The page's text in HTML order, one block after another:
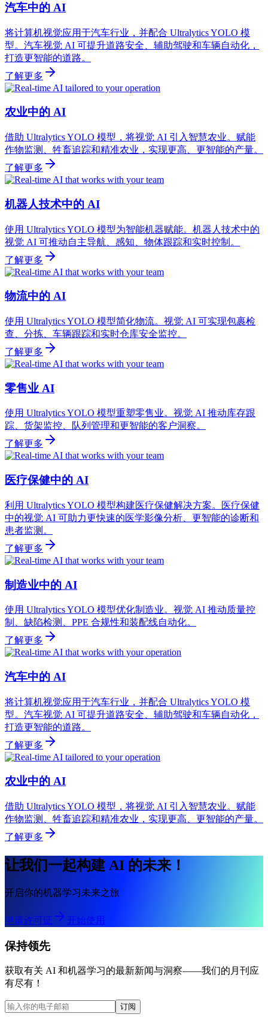
汽车中的 AI
将计算机视觉应用于汽车行业，并配合 Ultralytics YOLO 模
型。汽车视觉 AI 可提升道路安全、辅助驾驶和车辆自动化，
打造更智能的道路。
了解更多
农业中的 AI
借助 Ultralytics YOLO 模型，将视觉 AI 引入智慧农业。赋能
作物监测、牲畜追踪和精准农业，实现更高、更智能的产量。
了解更多
机器人技术中的 AI
使用 Ultralytics YOLO 模型为智能机器赋能。机器人技术中的
视觉 AI 可推动自主导航、感知、物体跟踪和实时控制。
了解更多
物流中的 AI
使用 Ultralytics YOLO 模型简化物流。视觉 AI 可实现包裹检
查、分拣、车辆跟踪和实时仓库安全监控。
了解更多
零售业 AI
使用 Ultralytics YOLO 模型重塑零售业。视觉 AI 推动库存跟
踪、货架监控、队列管理和更智能的客户洞察。
了解更多
医疗保健中的 AI
利用 Ultralytics YOLO 模型构建医疗保健解决方案。医疗保健
中的视觉 AI 可助力更快速的医学影像分析、更智能的诊断和
患者监测。
了解更多
制造业中的 AI
使用 Ultralytics YOLO 模型优化制造业。视觉 AI 推动质量控
制、缺陷检测、PPE 合规性和装配线自动化。
了解更多
汽车中的 AI
将计算机视觉应用于汽车行业，并配合 Ultralytics YOLO 模
型。汽车视觉 AI 可提升道路安全、辅助驾驶和车辆自动化，
打造更智能的道路。
了解更多
农业中的 AI
借助 Ultralytics YOLO 模型，将视觉 AI 引入智慧农业。赋能
作物监测、牲畜追踪和精准农业，实现更高、更智能的产量。
了解更多
让我们一起构建 AI 的未来！
开启你的机器学习未来之旅
申请许可证 开始使用
保持领先
获取有关 AI 和机器学习的最新新闻与洞察——我们的月刊应
有尽有！
订阅